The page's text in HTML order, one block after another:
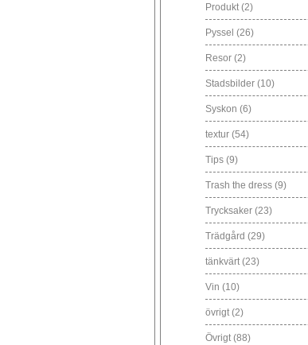
Produkt (2)
Pyssel (26)
Resor (2)
Stadsbilder (10)
Syskon (6)
textur (54)
Tips (9)
Trash the dress (9)
Trycksaker (23)
Trädgård (29)
tänkvärt (23)
Vin (10)
övrigt (2)
Övrigt (88)